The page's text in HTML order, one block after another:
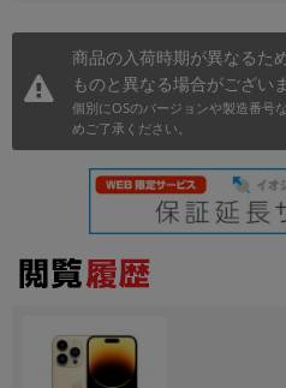
商品の入荷時期が異なるた
ものと異なる場合がございま
個別にOSのバージョンや製造番号
めご了承ください。
年
各項目のチェックボックスは「or検索」となります。
ただし機能別のみ「and検索」となります。